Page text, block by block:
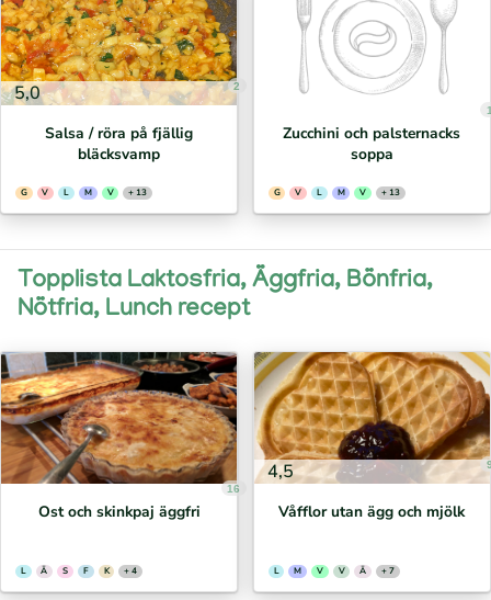
5,0 2
Salsa / röra på fjällig
bläcksvamp
G V L M V + 13
Zucchini och palsternacks
soppa
G V L M V + 13
Topplista Laktosfria, Äggfria, Bönfria,
Nötfria, Lunch recept
16
Ost och skinkpaj äggfri
L Ä S F K + 4
4,5
Våfflor utan ägg och mjölk
L M V V Ä + 7